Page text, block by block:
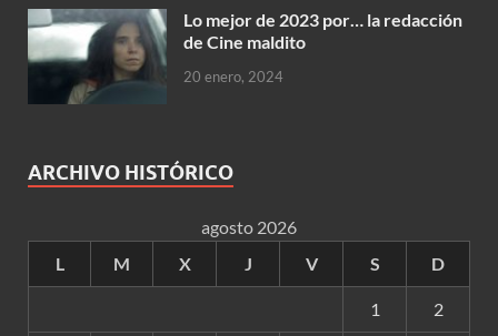
Lo mejor de 2023 por… la redacción
de Cine maldito
20 enero, 2024
ARCHIVO HISTÓRICO
agosto 2026
L
M X J V S D
1 2